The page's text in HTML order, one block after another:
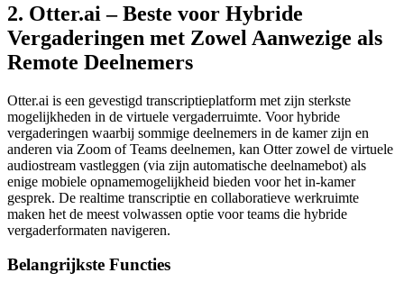
2. Otter.ai – Beste voor Hybride
Vergaderingen met Zowel Aanwezige als
Remote Deelnemers
Otter.ai is een gevestigd transcriptieplatform met zijn sterkste
mogelijkheden in de virtuele vergaderruimte. Voor hybride
vergaderingen waarbij sommige deelnemers in de kamer zijn en
anderen via Zoom of Teams deelnemen, kan Otter zowel de virtuele
audiostream vastleggen (via zijn automatische deelnamebot) als
enige mobiele opnamemogelijkheid bieden voor het in-kamer
gesprek. De realtime transcriptie en collaboratieve werkruimte
maken het de meest volwassen optie voor teams die hybride
vergaderformaten navigeren.
Belangrijkste Functies